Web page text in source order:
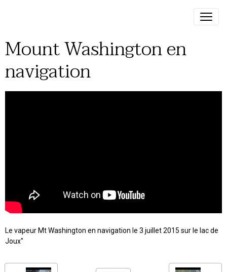
Mount Washington en
navigation
Le vapeur Mt Washington en navigation le 3 juillet 2015 sur le lac de
Joux"